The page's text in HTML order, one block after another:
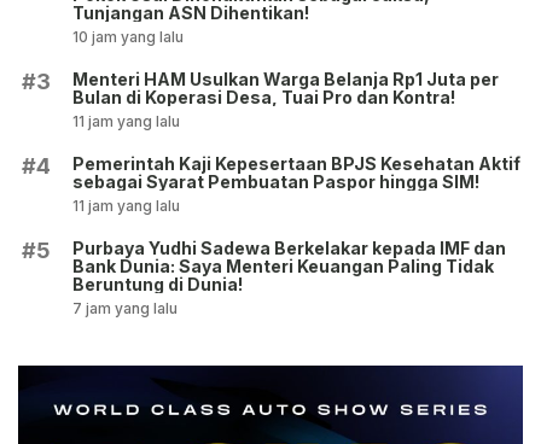
Tunjangan ASN Dihentikan!
10 jam yang lalu
#3
Menteri HAM Usulkan Warga Belanja Rp1 Juta per
Bulan di Koperasi Desa, Tuai Pro dan Kontra!
11 jam yang lalu
#4
Pemerintah Kaji Kepesertaan BPJS Kesehatan Aktif
sebagai Syarat Pembuatan Paspor hingga SIM!
11 jam yang lalu
#5
Purbaya Yudhi Sadewa Berkelakar kepada IMF dan
Bank Dunia: Saya Menteri Keuangan Paling Tidak
Beruntung di Dunia!
7 jam yang lalu